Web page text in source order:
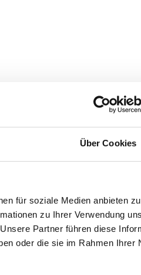
Über Cookies
für soziale Medien anbieten
zu Ihrer Verwendung
Partner führen diese
oder die sie im Rahmen Ihrer